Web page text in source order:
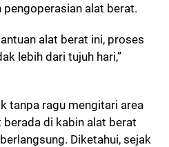
alat berat.
alat berat ini, proses
lebih dari tujuh hari,”
tanpa ragu mengitari area
di kabin alat berat
Diketahui, sejak